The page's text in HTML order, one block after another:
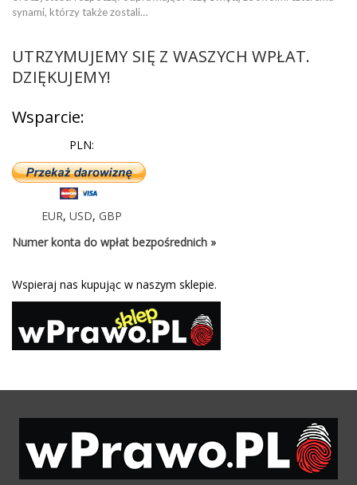
synami, którzy także zostali…
UTRZYMUJEMY SIĘ Z WASZYCH WPŁAT.
DZIĘKUJEMY!
Wsparcie:
PLN:
EUR, USD, GBP
Numer konta do wpłat bezpośrednich »
Wspieraj nas kupując w naszym sklepie.